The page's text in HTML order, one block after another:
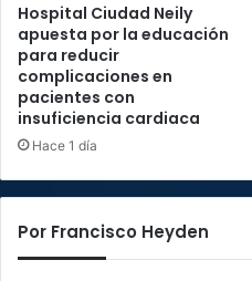
Hospital Ciudad Neily
apuesta por la educación
para reducir
complicaciones en
pacientes con
insuficiencia cardiaca
Hace 1 día
Por Francisco Heyden